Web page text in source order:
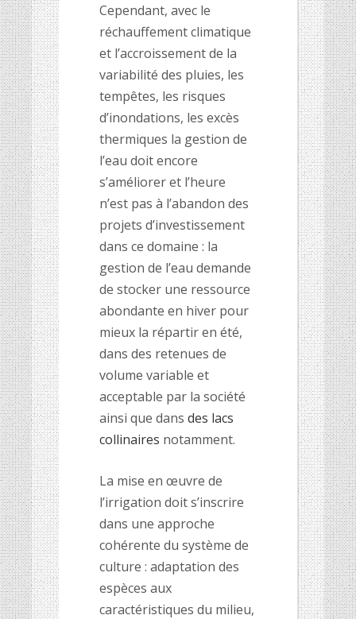
Cependant, avec le
réchauffement climatique
et l’accroissement de la
variabilité des pluies, les
tempêtes, les risques
d’inondations, les excès
thermiques la gestion de
l’eau doit encore
s’améliorer et l’heure
n’est pas à l’abandon des
projets d’investissement
dans ce domaine : la
gestion de l’eau demande
de stocker une ressource
abondante en hiver pour
mieux la répartir en été,
dans des retenues de
volume variable et
acceptable par la société
ainsi que dans des lacs
collinaires notamment.
La mise en œuvre de
l’irrigation doit s’inscrire
dans une approche
cohérente du système de
culture : adaptation des
espèces aux
caractéristiques du milieu,